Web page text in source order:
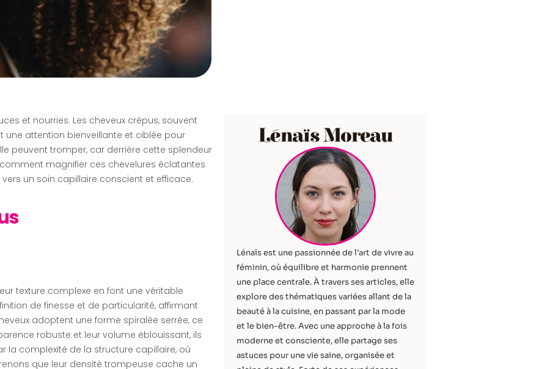
et nourries. Les cheveux crépus, souvent
attention bienveillante et ciblée pour
peuvent tromper, car derrière cette splendeur
magnifier ces chevelures éclatantes
un soin capillaire conscient et efficace.
texture complexe en font une véritable
de finesse et de particularité, affirmant
adoptent une forme spiralée serrée, ce
robuste et leur volume éblouissant, ils
la complexité de la structure capillaire, où
que leur densité trompeuse cache un
Lénaïs Moreau
Lénaïs est une passionnée de l’art de vivre au
féminin, où équilibre et harmonie prennent
une place centrale. À travers ses articles, elle
explore des thématiques variées allant de la
beauté à la cuisine, en passant par la mode
et le bien-être. Avec une approche à la fois
moderne et consciente, elle partage ses
astuces pour une vie saine, organisée et